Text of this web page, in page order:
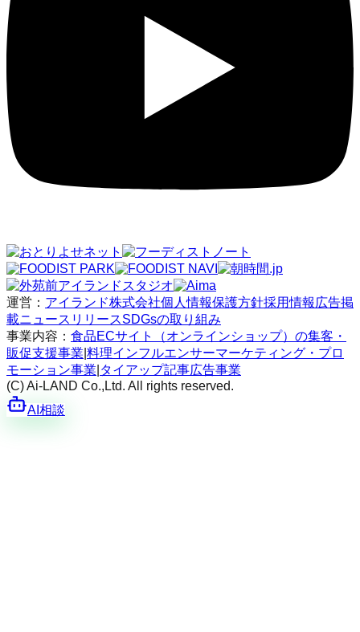
運営： アイランド株式会社個人情報保護方針採用情報 広告掲
載ニュースリリースSDGsの取り組み
事業内容： 食品ECサイト（オンラインショップ）の集客・
販促支援事業 料理インフルエンサーマーケティング・プロ
モーション事業 タイアップ記事広告事業
(C) Ai-LAND Co.,Ltd. All rights reserved.
AI相談